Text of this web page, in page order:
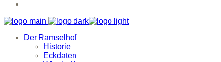
Der Ramselhof
Historie
Eckdaten